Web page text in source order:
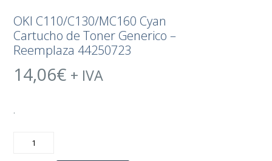
OKI C110/C130/MC160 Cyan
Cartucho de Toner Generico –
Reemplaza 44250723
14,06€ + IVA
.
C110/C130/MC160